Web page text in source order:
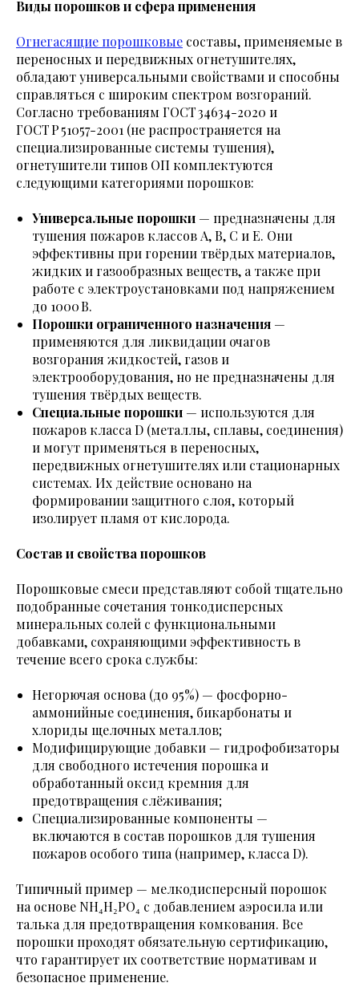
Виды порошков и сфера применения
Огнегасящие порошковые составы, применяемые в
переносных и передвижных огнетушителях,
обладают универсальными свойствами и способны
справляться с широким спектром возгораний.
Согласно требованиям ГОСТ 34634-2020 и
ГОСТ Р 51057-2001 (не распространяется на
специализированные системы тушения),
огнетушители типов ОП комплектуются
следующими категориями порошков:
Универсальные порошки — предназначены для
тушения пожаров классов A, B, C и E. Они
эффективны при горении твёрдых материалов,
жидких и газообразных веществ, а также при
работе с электроустановками под напряжением
до 1000 В.
Порошки ограниченного назначения —
применяются для ликвидации очагов
возгорания жидкостей, газов и
электрооборудования, но не предназначены для
тушения твёрдых веществ.
Специальные порошки — используются для
пожаров класса D (металлы, сплавы, соединения)
и могут применяться в переносных,
передвижных огнетушителях или стационарных
системах. Их действие основано на
формировании защитного слоя, который
изолирует пламя от кислорода.
Состав и свойства порошков
Порошковые смеси представляют собой тщательно
подобранные сочетания тонкодисперсных
минеральных солей с функциональными
добавками, сохраняющими эффективность в
течение всего срока службы:
Негорючая основа (до 95%) — фосфорно-
аммонийные соединения, бикарбонаты и
хлориды щелочных металлов;
Модифицирующие добавки — гидрофобизаторы
для свободного истечения порошка и
обработанный оксид кремния для
предотвращения слёживания;
Специализированные компоненты —
включаются в состав порошков для тушения
пожаров особого типа (например, класса D).
Типичный пример — мелкодисперсный порошок
на основе NH₄H₂PO₄ с добавлением аэросила или
талька для предотвращения комкования. Все
порошки проходят обязательную сертификацию,
что гарантирует их соответствие нормативам и
безопасное применение.